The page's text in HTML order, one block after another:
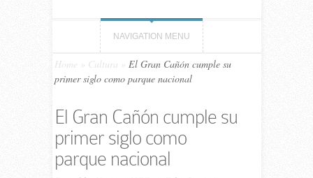
NAVIGATION MENU
Home Cultura
El Gran Cañón cumple su
primer siglo como parque nacional
El Gran Cañón cumple su
primer siglo como
parque nacional